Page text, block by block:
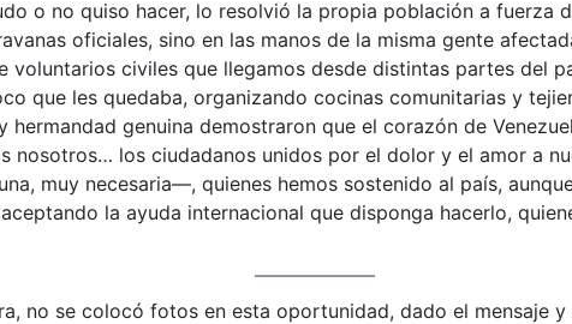
o no quiso hacer, lo resolvió la propia población a fuerza
oficiales, sino en las manos de la misma gente
voluntarios civiles que llegamos desde distintas partes del
que les quedaba, organizando cocinas comunitarias y
hermandad genuina demostraron que el corazón de
nosotros… los ciudadanos unidos por el dolor y el amor a
muy necesaria—, quienes hemos sostenido al país,
la ayuda internacional que disponga hacerlo,
no se colocó fotos en esta oportunidad, dado el mensaje